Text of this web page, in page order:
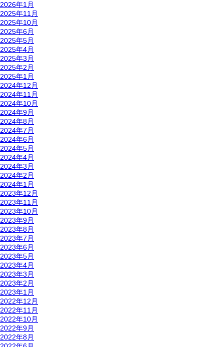
2026年1月
2025年11月
2025年10月
2025年6月
2025年5月
2025年4月
2025年3月
2025年2月
2025年1月
2024年12月
2024年11月
2024年10月
2024年9月
2024年8月
2024年7月
2024年6月
2024年5月
2024年4月
2024年3月
2024年2月
2024年1月
2023年12月
2023年11月
2023年10月
2023年9月
2023年8月
2023年7月
2023年6月
2023年5月
2023年4月
2023年3月
2023年2月
2023年1月
2022年12月
2022年11月
2022年10月
2022年9月
2022年8月